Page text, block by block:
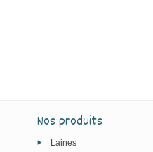
Nos produits
Laines